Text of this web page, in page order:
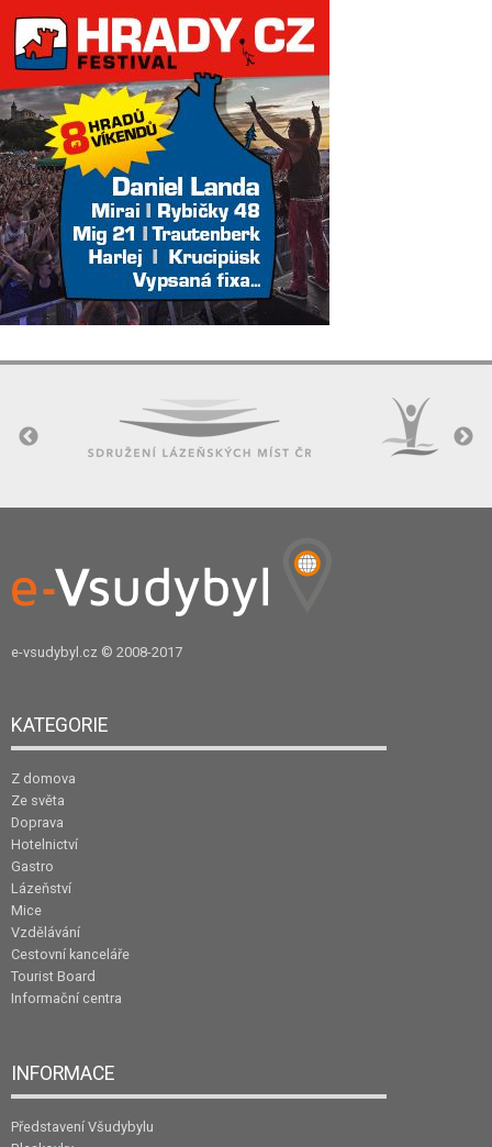
e-vsudybyl.cz © 2008-2017
KATEGORIE
Z domova
Ze světa
Doprava
Hotelnictví
Gastro
Lázeňství
Mice
Vzdělávání
Cestovní kanceláře
Tourist Board
Informační centra
INFORMACE
Představení Všudybylu